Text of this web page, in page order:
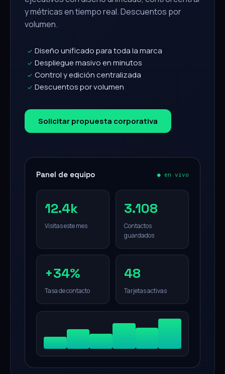
y métricas en tiempo real. Descuentos por
volumen.
✓ Diseño unificado para toda la marca
✓ Despliegue masivo en minutos
✓ Control y edición centralizada
✓ Descuentos por volumen
Solicitar propuesta corporativa
Panel de equipo ● en vivo
12.4k
Visitas este mes
3.108
Contactos
guardados
+34%
Tasa de contacto
48
Tarjetas activas